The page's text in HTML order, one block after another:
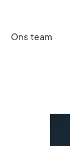
Ons team